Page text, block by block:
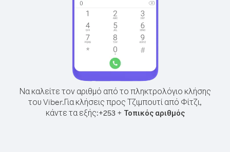
Να καλείτε τον αριθμό από το πληκτρολόγιο κλήσης
του Viber.Για κλήσεις προς Τζιμπουτί από Φίτζι,
κάντε τα εξής:+253+ Τοπικός αριθμός